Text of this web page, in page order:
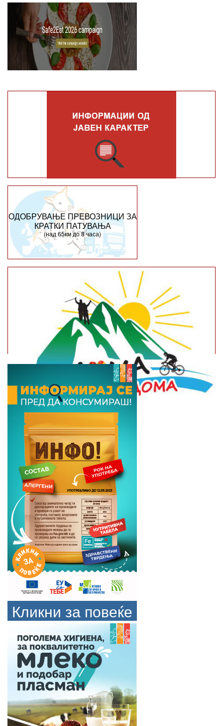
ОДОБРУВАЊЕ ПРЕВОЗНИЦИ ЗА
КРАТКИ ПАТУВАЊА
(над 65км до 8 часа)
Кликни за повеќе